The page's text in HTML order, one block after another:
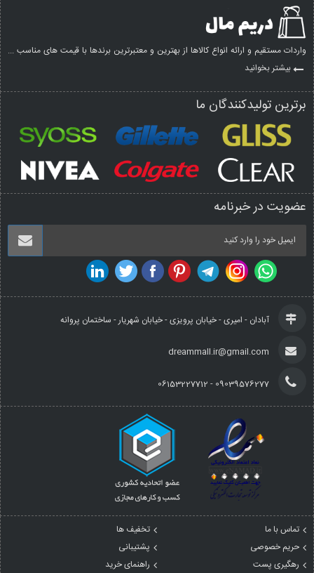
واردات مستقیم و ارائه انواع کالاها از بهترین و معتبرترین برندها با قیمت های مناسب ...
بیشتر بخوانید
برترین تولیدکنندگان ما
عضویت در خبرنامه
آبادان - امیری - خیابان پرویزی - خیابان شهریار - ساختمان پروانه
dreammall.ir@gmail.com
09039576277 - 06153227712
تماس با ما
تخفیف ها
حریم خصوصی
پشتیبانی
رهگیری پست
راهنمای خرید